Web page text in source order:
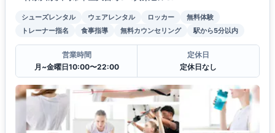
シューズレンタル ウェアレンタル ロッカー
無料体験
トレーナー指名
食事指導 無料カウンセリング 駅から5分以内
営業時間
月~金曜日10:00〜22:00
定休日
定休日なし